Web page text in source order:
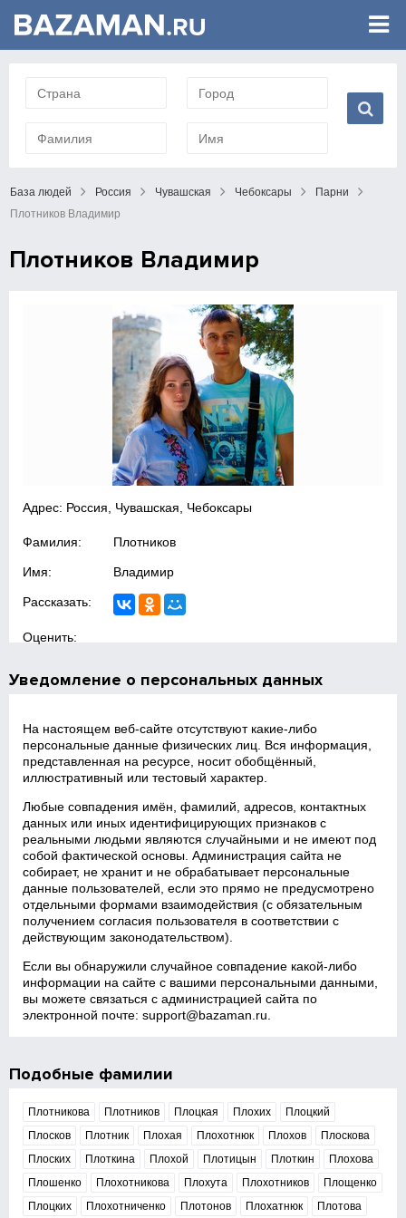
База людей Россия Чувашская Чебоксары
Парни
Плотников Владимир
Плотников Владимир
Адрес: Россия, Чувашская, Чебоксары
Фамилия: Плотников
Имя: Владимир
Рассказать:
Оценить:
Уведомление о персональных данных
На настоящем веб‑сайте отсутствуют какие‑либо
персональные данные физических лиц. Вся информация,
представленная на ресурсе, носит обобщённый,
иллюстративный или тестовый характер.
Любые совпадения имён, фамилий, адресов, контактных
данных или иных идентифицирующих признаков с
реальными людьми являются случайными и не имеют под
собой фактической основы. Администрация сайта не
собирает, не хранит и не обрабатывает персональные
данные пользователей, если это прямо не предусмотрено
отдельными формами взаимодействия (с обязательным
получением согласия пользователя в соответствии с
действующим законодательством).
Если вы обнаружили случайное совпадение какой‑либо
информации на сайте с вашими персональными данными,
вы можете связаться с администрацией сайта по
электронной почте:support@bazaman.ru
Подобные фамилии
Плотникова Плотников Плоцкая Плохих
Плоцкий
Плосков
Плотник Плохая Плохотнюк Плохов
Плоскова
Плоских
Плоткина Плохой Плотицын Плоткин
Плохова
Плошенко
Плохотникова Плохута Плохотников
Площенко
Плоцких
Плохотниченко Плотонов Плохатнюк Плотова